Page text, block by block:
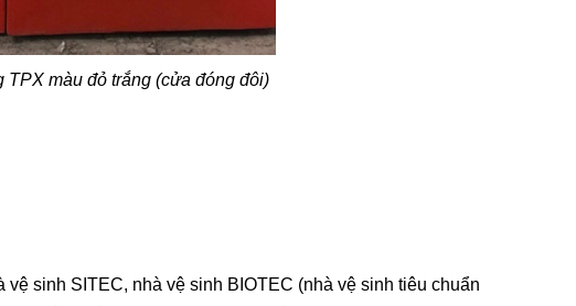
màu đỏ trắng (cửa đóng đôi)
sinh SITEC, nhà vệ sinh BIOTEC (nhà vệ sinh tiêu chuẩn